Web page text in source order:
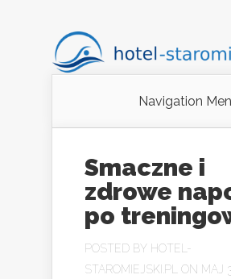
Navigation
Smaczne i
zdrowe
po
POSTED BY HOTEL-
STAROMIEJSKI.PL
ON MAJ